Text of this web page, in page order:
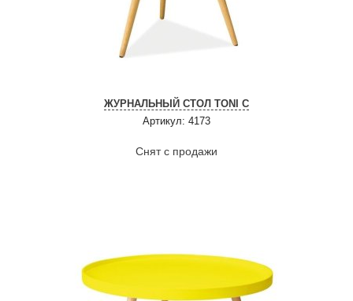
ЖУРНАЛЬНЫЙ СТОЛ TONI C
Артикул: 4173
Снят с продажи